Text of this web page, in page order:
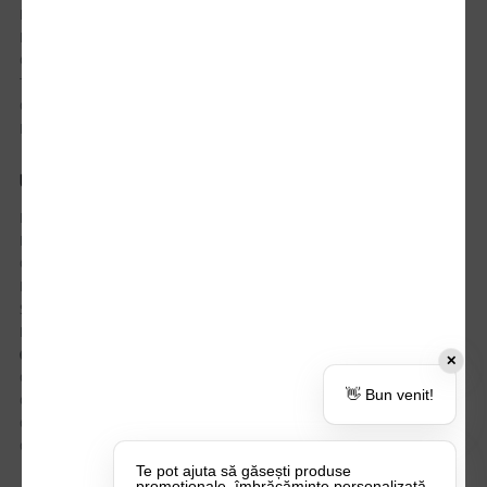
Istoric comenzi
Mostre si Conditii Retur Marfa
Cum comanzi
Termen de livrare
Costuri de livrare
Politica de returnare a produselor
UTILE
Despre Noi
Echipa Update Advertising
CSR si Implicare sociala
Branduri partenere
Suport dedicat si Intrebari frecvente
BLOG – Promo Tips&Tricks
Certificari si Sustenabilitate
Cariere la Update Advertising
CATALOAGE
Contactează-ne
✕
👋 Bun venit!
Te pot ajuta să găsești produse